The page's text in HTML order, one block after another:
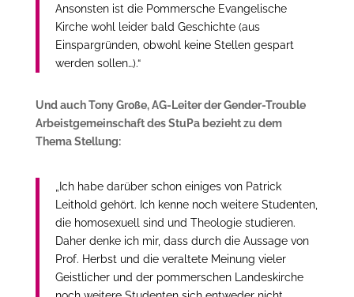
Ansonsten ist die Pommersche Evangelische
Kirche wohl leider bald Geschichte (aus
Einspargründen, obwohl keine Stellen gespart
werden sollen…).“
Und auch Tony Große, AG-Leiter der Gender-Trouble
Arbeistgemeinschaft des StuPa bezieht zu dem
Thema Stellung:
„Ich habe darüber schon einiges von Patrick
Leithold gehört. Ich kenne noch weitere Studenten,
die homosexuell sind und Theologie studieren.
Daher denke ich mir, dass durch die Aussage von
Prof. Herbst und die veraltete Meinung vieler
Geistlicher und der pommerschen Landeskirche